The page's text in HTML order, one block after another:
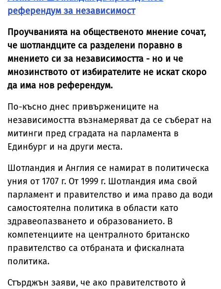
референдум за независимост
Проучванията на общественото мнение сочат,
че шотландците са разделени поравно в
мнението си за независимостта - но и че
мнозинството от избирателите не искат скоро
да има нов референдум.
По-късно днес привържениците на
независимостта възнамеряват да се съберат на
митинги пред сградата на парламента в
Единбург и на други места.
Шотландия и Англия се намират в политическа
уния от 1707 г. От 1999 г. Шотландия има свой
парламент и правителство и има право да води
самостоятелна политика в области като
здравеопазването и образованието. В
компетенциите на централното британско
правителство са отбраната и фискалната
политика.
Стърджън заяви, че ако правителството ѝ